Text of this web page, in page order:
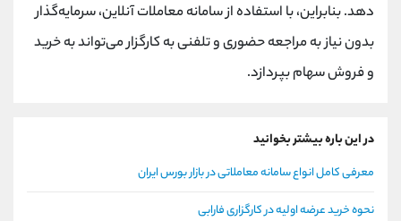
دهد. بنابراین، با استفاده از سامانه معاملات آنلاین، سرمایه‌گذار
بدون نیاز به مراجعه حضوری و تلفنی به کارگزار می‌تواند به خرید
و فروش سهام بپردازد.
در این باره بیشتر بخوانید
معرفی کامل انواع سامانه معاملاتی در بازار بورس ایران
نحوه خرید عرضه اولیه در کارگزاری فارابی